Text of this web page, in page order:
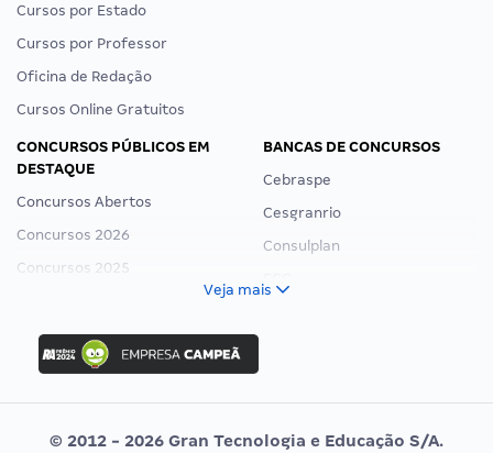
Cursos por Estado
Cursos por Professor
Oficina de Redação
Cursos Online Gratuitos
CONCURSOS PÚBLICOS EM
DESTAQUE
Concursos Abertos
Concursos 2026
Concursos 2025
Concurso Ibama
Concurso MPU
Editais publicados
BANCAS DE CONCURSOS
Cebraspe
Cesgranrio
Consulplan
Vunesp
Veja mais
© 2012 - 2026 Gran Tecnologia e Educação S/A.